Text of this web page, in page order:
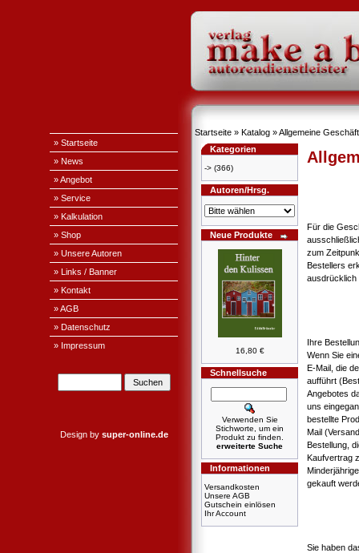
» Startseite
» News
» Angebot
» Service
» Kalkulation
» Shop
» Unsere Autoren
» Links / Banner
» Kontakt
» AGB
» Datenschutz
» Impressum
Design by super-online.de
Startseite » Katalog »Allgemeine
Kategorien
-> (366)
Autoren/Hrsg.
Neue Produkte
16,80 €
Schnellsuche
Verwenden Sie
Stichworte, um ein
Produkt zu finden.
erweiterte Suche
Informationen
Versandkosten
Unsere AGB
Gutschein einlösen
Ihr Account
Für die
zum
Bestellers
ausdrücklich
Ihre
Wenn Sie
E-Mail, die
aufführt
Angebotes
uns
bestellte
Mail
Bestellung,
Kaufvertrag
gekauft
Sie haben